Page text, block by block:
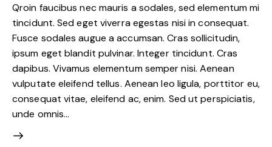
Qroin faucibus nec mauris a sodales, sed elementum mi
tincidunt. Sed eget viverra egestas nisi in consequat.
Fusce sodales augue a accumsan. Cras sollicitudin,
ipsum eget blandit pulvinar. Integer tincidunt. Cras
dapibus. Vivamus elementum semper nisi. Aenean
vulputate eleifend tellus. Aenean leo ligula, porttitor eu,
consequat vitae, eleifend ac, enim. Sed ut perspiciatis,
unde omnis…